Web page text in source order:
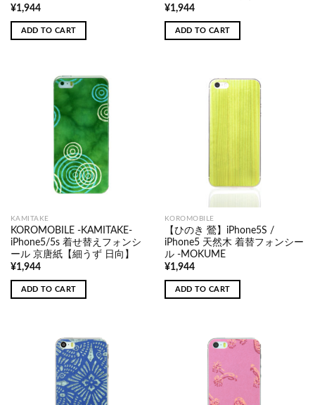
¥1,944
ADD TO CART
¥1,944
ADD TO CART
KAMITAKE
KOROMOBILE -KAMITAKE-
iPhone5/5s 着せ替えフォンシ
ール 京唐紙【細うず 日向】
¥1,944
ADD TO CART
KOROMOBILE
【ひのき 鶯】iPhone5S /
iPhone5 天然木 着替フォンシー
ル -MOKUME
¥1,944
ADD TO CART